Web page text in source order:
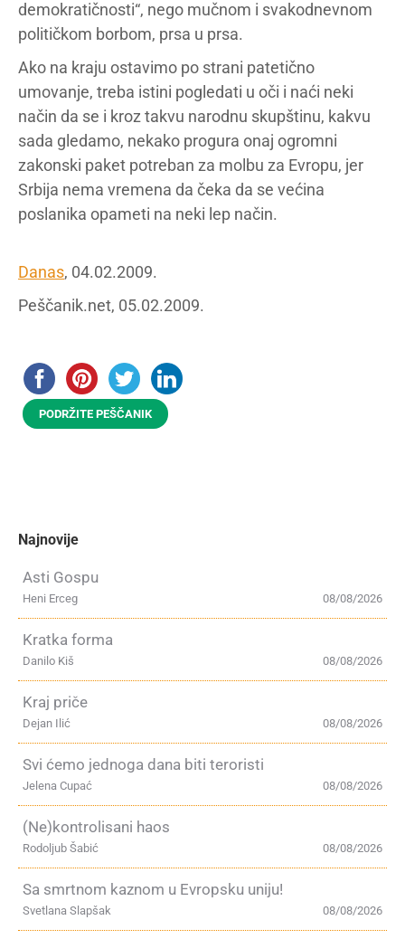
demokratičnosti“, nego mučnom i svakodnevnom
političkom borbom, prsa u prsa.
Ako na kraju ostavimo po strani patetično
umovanje, treba istini pogledati u oči i naći neki
način da se i kroz takvu narodnu skupštinu, kakvu
sada gledamo, nekako progura onaj ogromni
zakonski paket potreban za molbu za Evropu, jer
Srbija nema vremena da čeka da se većina
poslanika opameti na neki lep način.
Danas, 04.02.2009.
Peščanik.net, 05.02.2009.
PODRŽITE PEŠČANIK
Najnovije
Asti Gospu
08/08/2026
Heni Erceg
Kratka forma
08/08/2026
Danilo Kiš
Kraj priče
08/08/2026
Dejan Ilić
Svi ćemo jednoga dana biti teroristi
08/08/2026
Jelena Cupać
(Ne)kontrolisani haos
08/08/2026
Rodoljub Šabić
Sa smrtnom kaznom u Evropsku uniju!
08/08/2026
Svetlana Slapšak